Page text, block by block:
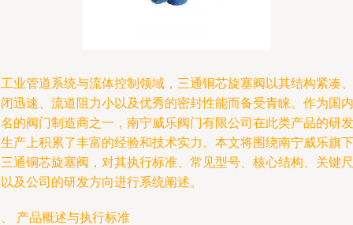
业管道系统与流体控制领域，三通铜芯旋塞阀以其结构紧凑、
迅速、流道阻力小以及优秀的密封性能而备受青睐。作为国内
的阀门制造商之一，南宁威乐阀门有限公司在此类产品的研发
产上积累了丰富的经验和技术实力。本文将围绕南宁威乐旗下
通铜芯旋塞阀，对其执行标准、常见型号、核心结构、关键尺
及公司的研发方向进行系统阐述。
产品概述与执行标准